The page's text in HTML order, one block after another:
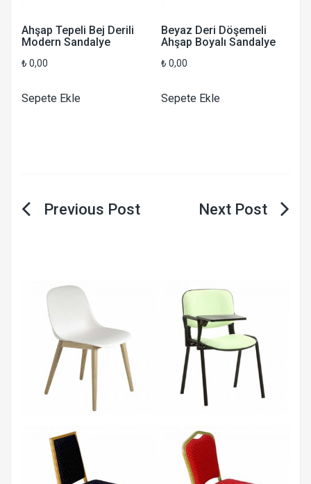
Ahşap Tepeli Bej Derili
Modern Sandalye
₺ 0,00
Sepete Ekle
Beyaz Deri Döşemeli
Ahşap Boyalı Sandalye
₺ 0,00
Sepete Ekle
Yazı